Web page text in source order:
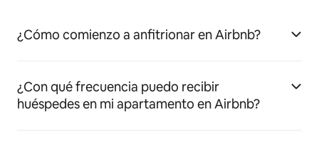
¿Cómo comienzo a anfitrionar en Airbnb?
¿Con qué frecuencia puedo recibir
huéspedes en mi apartamento en Airbnb?